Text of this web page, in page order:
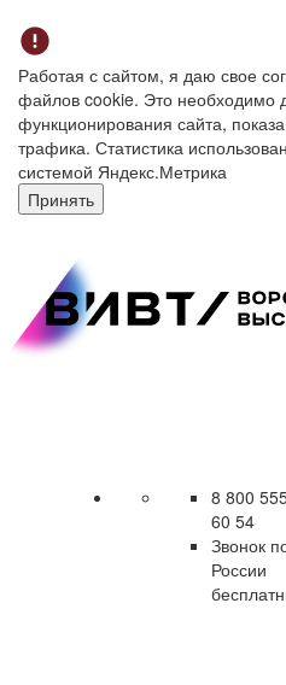
Работая с сайтом, я даю свое
файлов cookie. Это необходимо
функционирования сайта,
трафика. Статистика
системой Яндекс.Метрика
Принять
8 800
60 54
Звонок
России